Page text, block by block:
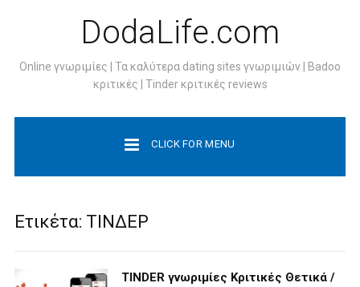
DodaLife.com
Online γνωριμίες | Τα καλύτερα dating sites γνωριμιών | Badoo
κριτικές | Tinder κριτικές reviews
CLICK FOR MENU
Ετικέτα: ΤΙΝΔΕΡ
TINDER γνωριμίες Κριτικές Θετικά /